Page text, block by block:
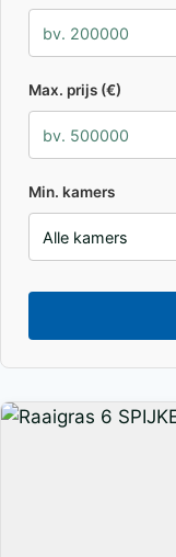
Max. prijs (€)
Min. kamers